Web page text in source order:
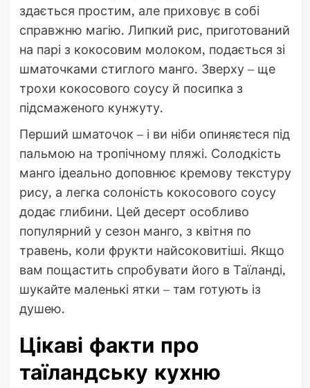
здається простим, але приховує в собі
справжню магію. Липкий рис, приготований
на парі з кокосовим молоком, подається зі
шматочками стиглого манго. Зверху – ще
трохи кокосового соусу й посипка з
підсмаженого кунжуту.
Перший шматочок – і ви ніби опиняєтеся під
пальмою на тропічному пляжі. Солодкість
манго ідеально доповнює кремову текстуру
рису, а легка солоність кокосового соусу
додає глибини. Цей десерт особливо
популярний у сезон манго, з квітня по
травень, коли фрукти найсоковитіші. Якщо
вам пощастить спробувати його в Таїланді,
шукайте маленькі ятки – там готують із
душею.
Цікаві факти про
таїландську кухню